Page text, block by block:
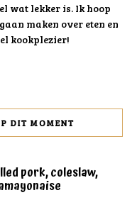
wat lekker is. Ik hoop
maken over eten en
kookplezier!
DIT MOMENT
pork, coleslaw,